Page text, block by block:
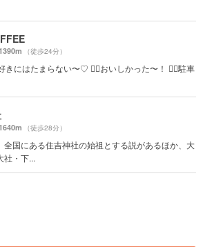
（徒歩24分）
きにはたまらない〜♡ ☝🏻おいしかった〜！ ☝🏻駐車
（徒歩28分）
全国にある住吉神社の始祖とする説があるほか、大
社・下...